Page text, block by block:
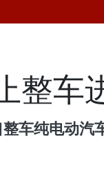
整车
车纯电动汽